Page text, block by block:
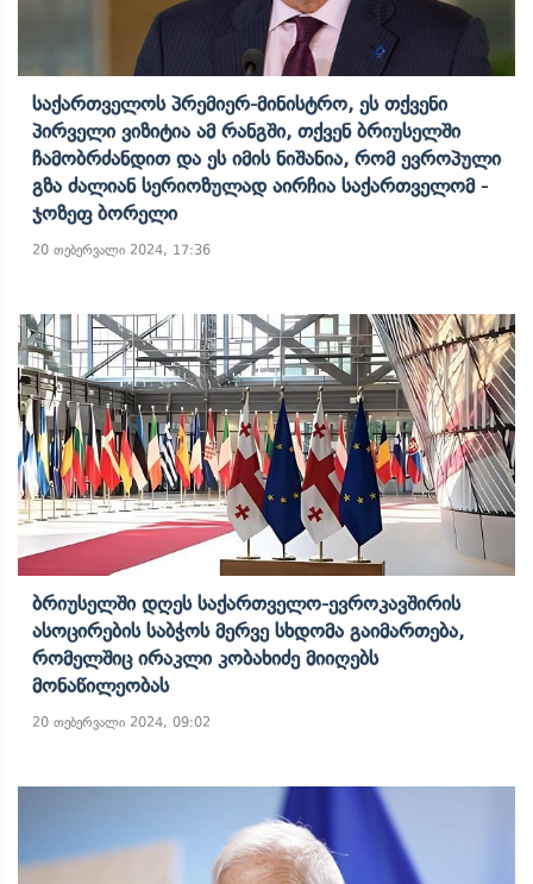
Საქართველოს Პრემიერ-Მინისტრო, Ეს Თქვენი
Პირველი Ვიზიტია Ამ Რანგში, Თქვენ Ბრიუსელში
Ჩამობრძანდით Და Ეს Იმის Ნიშანია, Რომ Ევროპული
Გზა Ძალიან Სერიოზულად Აირჩია Საქართველომ -
Ჯოზეფ Ბორელი
20 თებერვალი 2024, 17:36
Ბრიუსელში Დღეს Საქართველო-Ევროკავშირის
Ასოცირების Საბჭოს Მერვე Სხდომა Გაიმართება,
Რომელშიც Ირაკლი Კობახიძე Მიიღებს
Მონაწილეობას
20 თებერვალი 2024, 09:02